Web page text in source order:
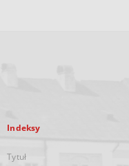
Indeksy
Tytuł